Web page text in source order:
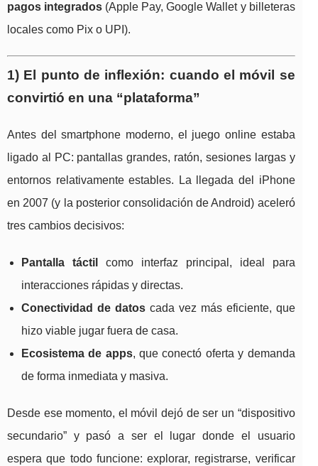
pagos integrados (Apple Pay, Google Wallet y billeteras
locales como Pix o UPI).
1) El punto de inflexión: cuando el móvil se
convirtió en una “plataforma”
Antes del smartphone moderno, el juego online estaba
ligado al PC: pantallas grandes, ratón, sesiones largas y
entornos relativamente estables. La llegada del iPhone
en 2007 (y la posterior consolidación de Android) aceleró
tres cambios decisivos:
Pantalla táctil
como interfaz principal, ideal para
interacciones rápidas y directas.
Conectividad de datoscada vez más eficiente, que
hizo viable jugar fuera de casa.
Ecosistema de apps, que conectó oferta y demanda
de forma inmediata y masiva.
Desde ese momento, el móvil dejó de ser un “dispositivo
secundario” y pasó a ser el lugar donde el usuario
espera que todo funcione: explorar, registrarse, verificar